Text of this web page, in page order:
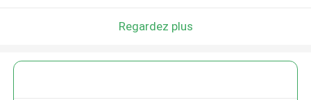
Regardez plus